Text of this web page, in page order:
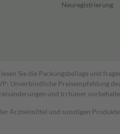
Neuregistrierung
Sie die Packungsbeilage und
Unverbindliche Preisempfehlung
und Irrtümer
Arzneimittel und sonstigen